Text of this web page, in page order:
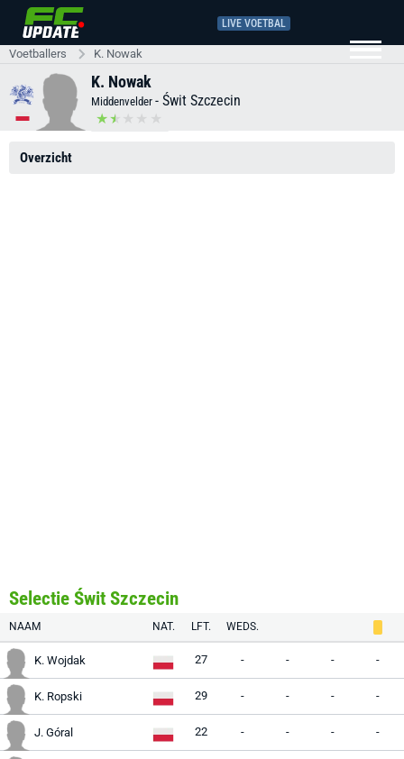
LIVE VOETBAL
Voetballers K. Nowak
K. Nowak
Middenvelder - Świt Szczecin
Overzicht
Selectie Świt Szczecin
NAAM NAT. LFT. WEDS.
K. Wojdak 27 - - - -
K. Ropski 29 - - - -
J. Góral 22 - - - -